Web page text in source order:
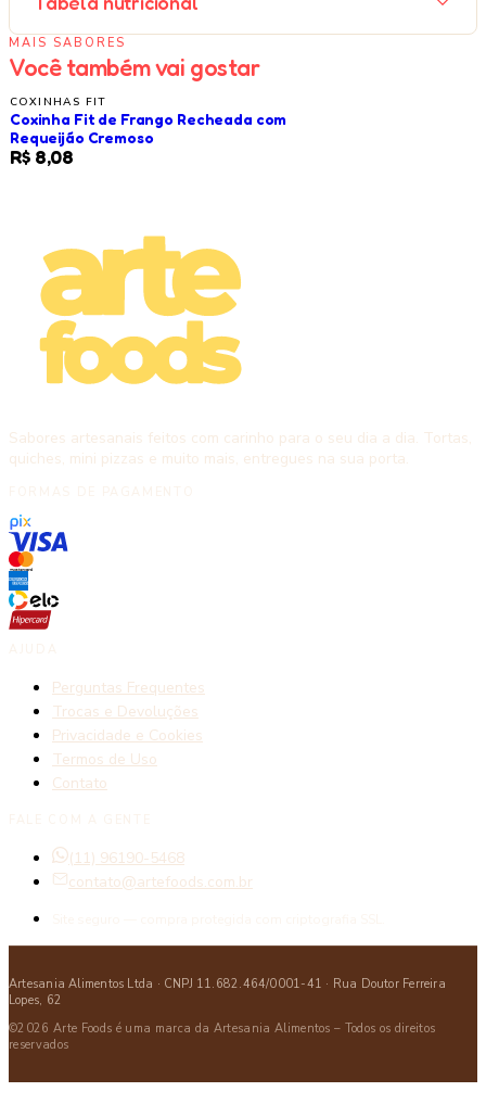
MAIS SABORES
Você também vai gostar
COXINHAS FIT
Coxinha Fit de Frango Recheada com
Requeijão Cremoso
R$ 8,08
Sabores artesanais feitos com carinho para o seu dia a dia. Tortas,
quiches, mini pizzas e muito mais, entregues na sua porta.
Perguntas Frequentes
Trocas e Devoluções
Privacidade e Cookies
Termos de Uso
Contato
(11) 96190-5468
contato@artefoods.com.br
Artesania Alimentos Ltda · CNPJ 11.682.464/0001-41 · Rua Doutor Ferreira
Lopes, 62
©2026 Arte Foods é uma marca da Artesania Alimentos – Todos os direitos
reservados